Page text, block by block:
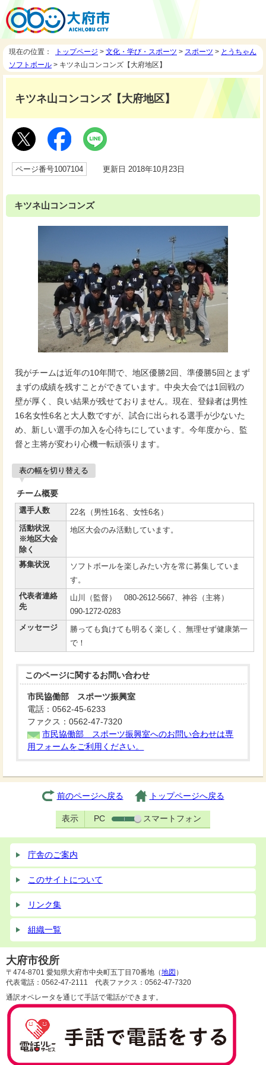
現在の位置： トップページ > 文化・学び・スポーツ > スポーツ > とうちゃん
ソフトボール > キツネ山コンコンズ【大府地区】
キツネ山コンコンズ【大府地区】
ページ番号1007104 更新日 2018年10月23日
キツネ山コンコンズ
我がチームは近年の10年間で、地区優勝2回、準優勝5回とまず
まずの成績を残すことができています。中央大会では1回戦の
壁が厚く、良い結果が残せておりません。現在、登録者は男性
16名女性6名と大人数ですが、試合に出られる選手が少ないた
め、新しい選手の加入を心待ちにしています。今年度から、監
督と主将が変わり心機一転頑張ります。
表の幅を切り替える
チーム概要
選手人数
22名（男性16名、女性6名）
活動状況
※地区大会
除く
地区大会のみ活動しています。
募集状況
ソフトボールを楽しみたい方を常に募集していま
す。
代表者連絡
先
山川（監督） 080-2612-5667、神谷（主将）
090-1272-0283
メッセージ
勝っても負けても明るく楽しく、無理せず健康第一
で！
このページに関するお問い合わせ
市民協働部 スポーツ振興室
電話：0562-45-6233
ファクス：0562-47-7320
市民協働部 スポーツ振興室へのお問い合わせは専
用フォームをご利用ください。
前のページへ戻る トップページへ戻る
表示 PC スマートフォン
庁舎のご案内
このサイトについて
リンク集
組織一覧
大府市役所
〒474-8701 愛知県大府市中央町五丁目70番地（地図 ）
代表電話：0562-47-2111 代表ファクス：0562-47-7320
通訳オペレータを通じて手話で電話ができます。